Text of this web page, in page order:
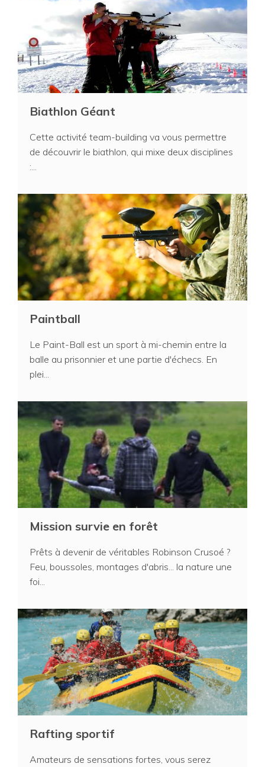
Biathlon Géant
Cette activité team-building va vous permettre
de découvrir le biathlon, qui mixe deux disciplines
:...
Paintball
Le Paint-Ball est un sport à mi-chemin entre la
balle au prisonnier et une partie d'échecs. En
plei...
Mission survie en forêt
Prêts à devenir de véritables Robinson Crusoé ?
Feu, boussoles, montages d'abris... la nature une
foi...
Rafting sportif
Amateurs de sensations fortes, vous serez